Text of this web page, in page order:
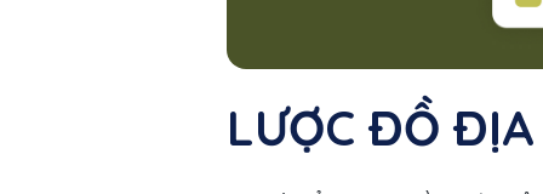
LƯỢC ĐỒ